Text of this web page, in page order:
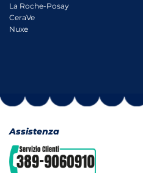
La Roche-Posay
CeraVe
Nuxe
Assistenza